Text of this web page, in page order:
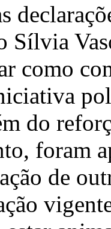
Sílvia
como
do
foram
de